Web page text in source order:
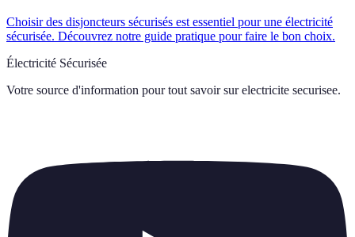
Choisir des disjoncteurs sécurisés est essentiel pour une électricité
sécurisée. Découvrez notre guide pratique pour faire le bon choix.
Électricité Sécurisée
Votre source d'information pour tout savoir sur electricite securisee.